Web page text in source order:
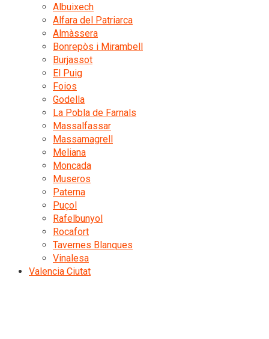
Albuixech
Alfara del Patriarca
Almàssera
Bonrepòs i Mirambell
Burjassot
El Puig
Foios
Godella
La Pobla de Farnals
Massalfassar
Massamagrell
Meliana
Moncada
Museros
Paterna
Puçol
Rafelbunyol
Rocafort
Tavernes Blanques
Vinalesa
Valencia Ciutat